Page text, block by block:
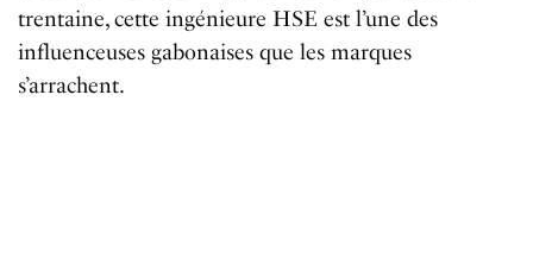
trentaine, cette ingénieure HSE est l’une des
influenceuses gabonaises que les marques
s’arrachent.